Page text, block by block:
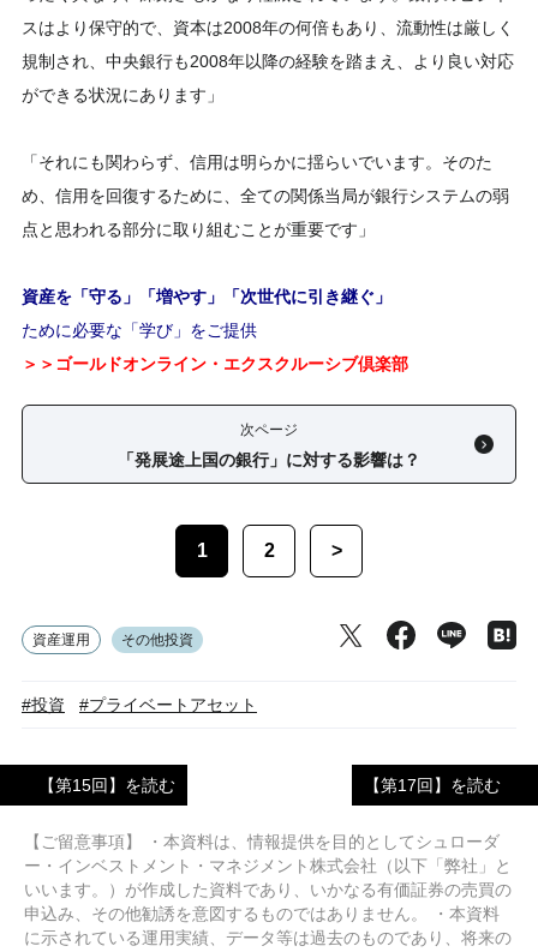
スはより保守的で、資本は2008年の何倍もあり、流動性は厳しく
規制され、中央銀行も2008年以降の経験を踏まえ、より良い対応
ができる状況にあります」
「それにも関わらず、信用は明らかに揺らいでいます。そのた
め、信用を回復するために、全ての関係当局が銀行システムの弱
点と思われる部分に取り組むことが重要です」
資産を「守る」「増やす」「次世代に引き継ぐ」
ために必要な「学び」をご提供
＞＞ゴールドオンライン・エクスクルーシブ倶楽部
次ページ
「発展途上国の銀行」に対する影響は？
1 2 >
資産運用 その他投資
#投資 #プライベートアセット
【第15回】を読む 【第17回】を読む
【ご留意事項】 ・本資料は、情報提供を目的としてシュローダ
ー・インベストメント・マネジメント株式会社（以下「弊社」と
いいます。）が作成した資料であり、いかなる有価証券の売買の
申込み、その他勧誘を意図するものではありません。 ・本資料
に示されている運用実績、データ等は過去のものであり、将来の